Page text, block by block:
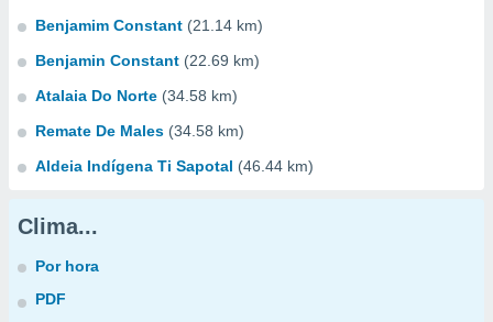
Benjamim Constant (21.14 km)
Benjamin Constant (22.69 km)
Atalaia Do Norte (34.58 km)
Remate De Males (34.58 km)
Aldeia Indígena Ti Sapotal (46.44 km)
Clima...
Por hora
PDF